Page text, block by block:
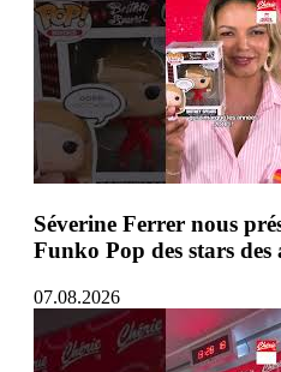
Séverine Ferrer nous
Funko Pop des stars des
07.08.2026